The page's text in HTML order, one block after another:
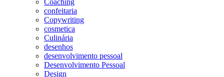
Coaching
confeitaria
Copywriting
cosmetica
Culinária
desenhos
desenvolvimento pessoal
Desenvolvimento Pessoal
Design